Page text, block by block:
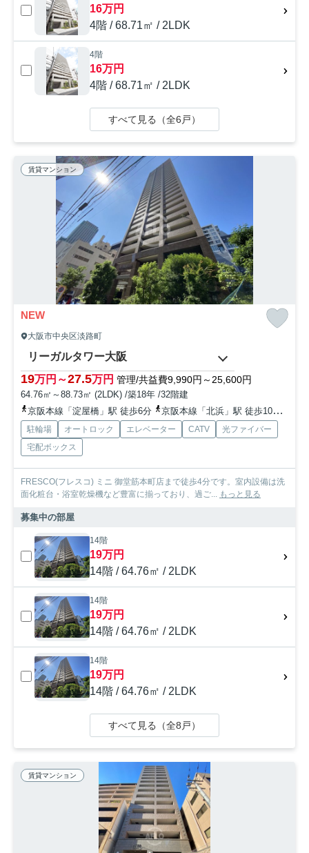
16万円
4階 / 68.71㎡ / 2LDK
4階
16万円
4階 / 68.71㎡ / 2LDK
すべて見る（全6戸）
賃貸マンション
NEW
大阪市中央区淡路町
リーガルタワー大阪
19万円～27.5万円 管理/共益費9,990円～25,600円
64.76㎡～88.73㎡ (2LDK) /築18年 /32階建
京阪本線「淀屋橋」駅 徒歩6分
京阪本線「北浜」駅 徒歩10分
駐輪場 オートロック エレベーター CATV
光ファイバー
宅配ボックス
FRESCO(フレスコ) ミニ 御堂筋本町店まで徒歩4分です。室内設備は洗
面化粧台・浴室乾燥機など豊富に揃っており、過ご... もっと見る
募集中の部屋
14階
19万円
14階 / 64.76㎡ / 2LDK
14階
19万円
14階 / 64.76㎡ / 2LDK
14階
19万円
14階 / 64.76㎡ / 2LDK
すべて見る（全8戸）
賃貸マンション